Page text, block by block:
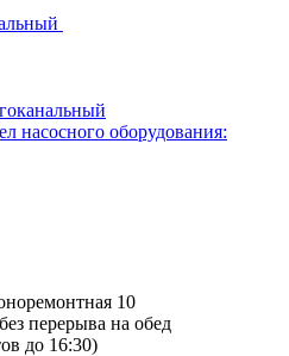
насосного оборудования:
10
перерыва на обед
до 16:30)